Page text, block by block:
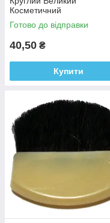
Косметичний
Готово до відправки
40,50 ₴
Купити